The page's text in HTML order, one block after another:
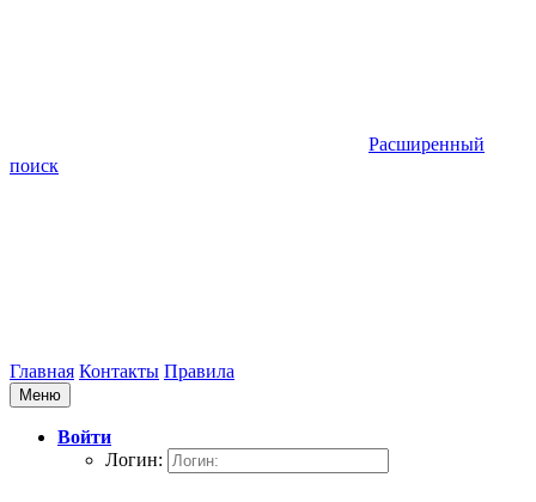
Расширенный
поиск
Главная Контакты Правила
Меню
Войти
Логин: